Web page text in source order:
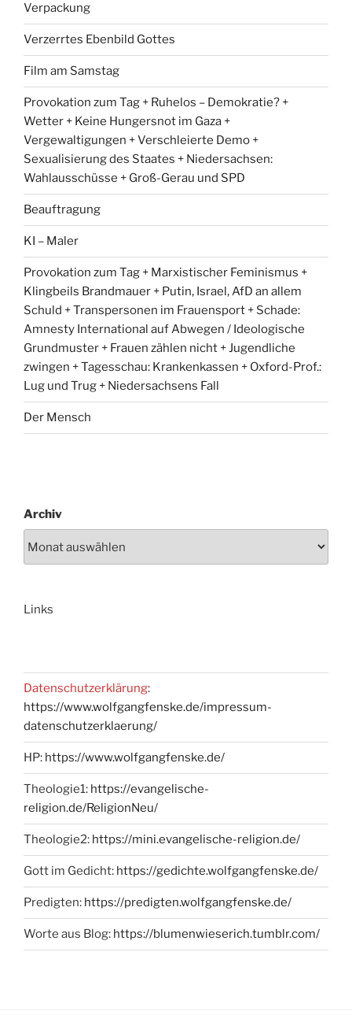
Verpackung
Verzerrtes Ebenbild Gottes
Film am Samstag
Provokation zum Tag + Ruhelos – Demokratie? +
Wetter + Keine Hungersnot im Gaza +
Vergewaltigungen + Verschleierte Demo +
Sexualisierung des Staates + Niedersachsen:
Wahlausschüsse + Groß-Gerau und SPD
Beauftragung
KI – Maler
Provokation zum Tag + Marxistischer Feminismus +
Klingbeils Brandmauer + Putin, Israel, AfD an allem
Schuld + Transpersonen im Frauensport + Schade:
Amnesty International auf Abwegen / Ideologische
Grundmuster + Frauen zählen nicht + Jugendliche
zwingen + Tagesschau: Krankenkassen + Oxford-Prof.:
Lug und Trug + Niedersachsens Fall
Der Mensch
Archiv
Links
Datenschutzerklärung:
https://www.wolfgangfenske.de/impressum-
datenschutzerklaerung/
HP: https://www.wolfgangfenske.de/
Theologie1: https://evangelische-
religion.de/ReligionNeu/
Theologie2: https://mini.evangelische-religion.de/
Gott im Gedicht: https://gedichte.wolfgangfenske.de/
Predigten: https://predigten.wolfgangfenske.de/
Worte aus Blog: https://blumenwieserich.tumblr.com/